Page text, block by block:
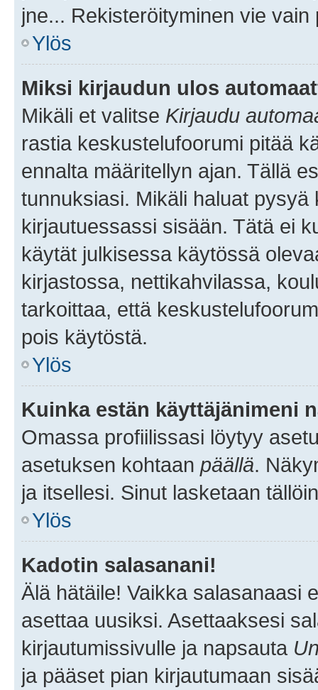
jne... Rekisteröityminen vie
Ylös
Miksi kirjaudun ulos
Mikäli et valitse Kirjaudu
rastia keskustelufoorumi pitää
ennalta määritellyn ajan. Tällä
tunnuksiasi. Mikäli haluat
kirjautuessassi sisään. Tätä ei
käytät julkisessa käytössä
kirjastossa, nettikahvilassa,
tarkoittaa, että
pois käytöstä.
Ylös
Kuinka estän käyttäjänimeni
Omassa profiilissasi löytyy
asetuksen kohtaan päällä.
ja itsellesi. Sinut lasketaan
Ylös
Kadotin salasanani!
Älä hätäile! Vaikka salasanaasi
asettaa uusiksi. Asettaaksesi
kirjautumissivulle ja napsauta
ja pääset pian kirjautumaan